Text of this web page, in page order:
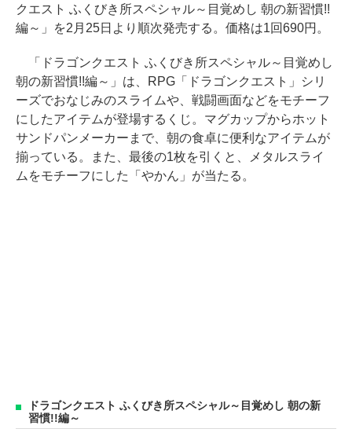
クエスト ふくびき所スペシャル～目覚めし 朝の新習慣!!
編～」を2月25日より順次発売する。価格は1回690円。
「ドラゴンクエスト ふくびき所スペシャル～目覚めし
朝の新習慣!!編～」は、RPG「ドラゴンクエスト」シリ
ーズでおなじみのスライムや、戦闘画面などをモチーフ
にしたアイテムが登場するくじ。マグカップからホット
サンドパンメーカーまで、朝の食卓に便利なアイテムが
揃っている。また、最後の1枚を引くと、メタルスライ
ムをモチーフにした「やかん」が当たる。
ドラゴンクエスト ふくびき所スペシャル～目覚めし 朝の新
習慣!!編～